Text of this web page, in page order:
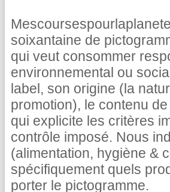
soixantaine de
qui veut consommer
environnemental ou
label, son origine (la
promotion), le contenu
qui explicite les critères
contrôle imposé. Nous
(alimentation, hygiène &
spécifiquement quels
porter le pictogramme.